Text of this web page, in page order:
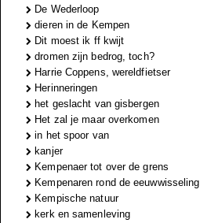
De Wederloop
dieren in de Kempen
Dit moest ik ff kwijt
dromen zijn bedrog, toch?
Harrie Coppens, wereldfietser
Herinneringen
het geslacht van gisbergen
Het zal je maar overkomen
in het spoor van
kanjer
Kempenaer tot over de grens
Kempenaren rond de eeuwwisseling
Kempische natuur
kerk en samenleving